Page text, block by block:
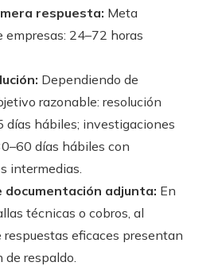
respuesta: Meta
empresas: 24–72 horas
Dependiendo de
razonable: resolución
días hábiles; investigaciones
días hábiles con
intermedias.
documentación adjunta: En
técnicas o cobros, al
respuestas eficaces presentan
de respaldo.